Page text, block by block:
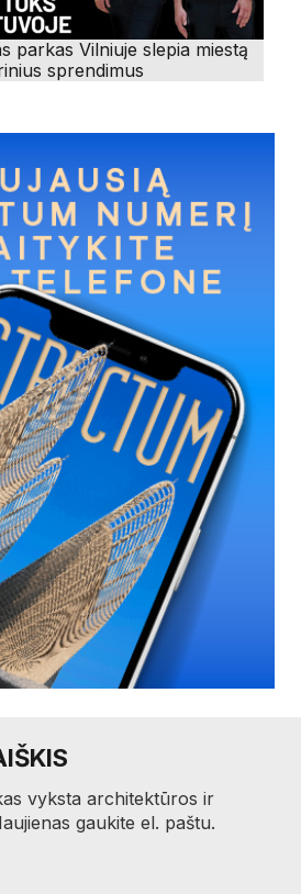
parkas Vilniuje slepia miestą
sprendimus
vyksta architektūros ir
gaukite el. paštu.